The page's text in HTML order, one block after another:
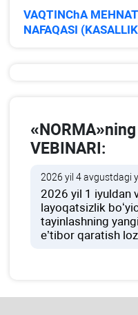
VAQTINChA
NAFAQASI
VEBINARI:
2026 yil 4 avgustdagi
2026 yil 1 iyuldan
layoqatsizlik
tayinlashning
e’tibor qaratish